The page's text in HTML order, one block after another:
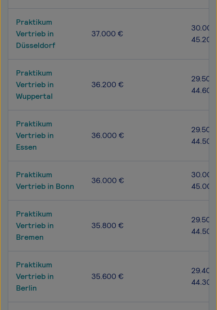
Praktikum
Vertrieb in
Düsseldorf
37.000 €
Praktikum
Vertrieb in
Wuppertal
36.200 €
Praktikum
Vertrieb in
Essen
36.000 €
Praktikum
Vertrieb in Bonn
36.000 €
Praktikum
Vertrieb in
Bremen
35.800 €
Praktikum
Vertrieb in
Berlin
35.600 €